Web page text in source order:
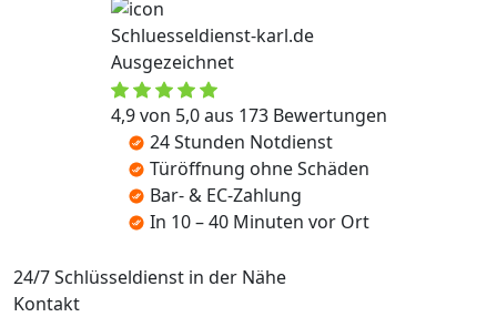
Schluesseldienst-karl.de
Ausgezeichnet
4,9 von 5,0 aus 173 Bewertungen
24 Stunden Notdienst
Türöffnung ohne Schäden
Bar- & EC-Zahlung
In 10 – 40 Minuten vor Ort
24/7 Schlüsseldienst in der Nähe
Kontakt